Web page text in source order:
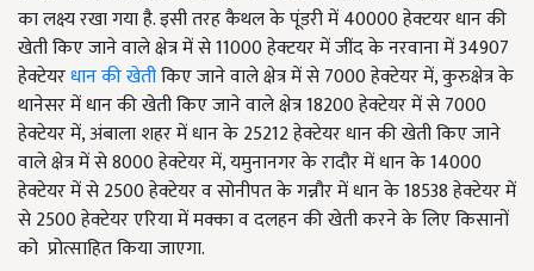
का लक्ष्य रखा गया है. इसी तरह कैथल के पूंडरी में 40000 हेक्टयर धान की
खेती किए जाने वाले क्षेत्र में से 11000 हेक्टयर में जींद के नरवाना में 34907
हेक्टेयरधान की खेतीकिए जाने वाले क्षेत्र में से 7000 हेक्टेयर में, कुरुक्षेत्र के
थानेसर में धान की खेती किए जाने वाले क्षेत्र 18200 हेक्टेयर में से 7000
हेक्टेयर में, अंबाला शहर में धान के 25212 हेक्टेयर धान की खेती किए जाने
वाले क्षेत्र में से 8000 हेक्टेयर में, यमुनानगर के रादौर में धान के 14000
हेक्टेयर में से 2500 हेक्टेयर व सोनीपत के गन्नौर में धान के 18538 हेक्टेयर में
से 2500 हेक्टेयर एरिया में मक्का व दलहन की खेती करने के लिए किसानों
को प्रोत्साहित किया जाएगा.